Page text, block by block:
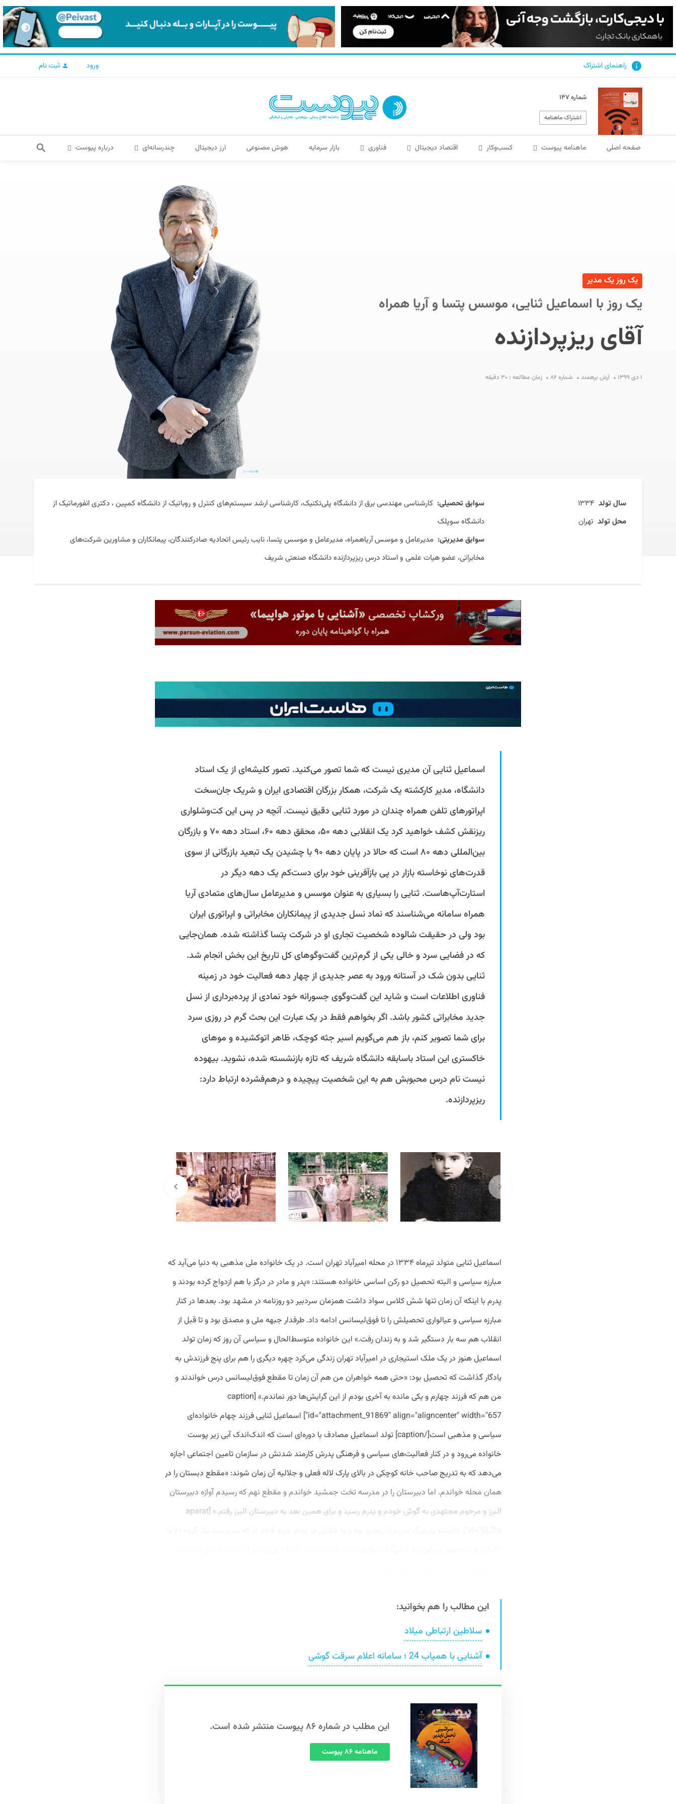
راهنمای اشتراک ورود ثبت نام
شماره ۱۴۷
اشتراک ماهنامه
صفحه اصلی ماهنامه پیوست کسب‌و‌کار اقتصاد دیجیتال فناوری بازار سرمایه هوش مصنوعی ارز دیجیتال چندرسانه‌ای درباره پیوست
یک روز یک مدیر
یک روز با اسماعیل ثنایی، موسس پتسا و آریا همراه
آقای ریزپردازنده
۱ دی ۱۳۹۹ آرش برهمند شماره ۸۶ زمان مطالعه : ۳۰ دقیقه
سال تولد ۱۳۳۴
محل تولد تهران
سوابق تحصیلی: کارشناسی مهندسی برق از دانشگاه پلی‌تکنیک، کارشناسی ارشد سیستم‌های کنترل و روباتیک از دانشگاه کمپین ، دکتری انفورماتیک از
دانشگاه سوپلک
سوابق مدیریتی: مدیرعامل و موسس آریاهمراه، مدیرعامل و موسس پتسا، نایب رئیس اتحادیه صادرکنندگان، پیمانکاران و مشاورین شرکت‌های
مخابراتی، عضو هیات علمی و استاد درس ریزپردازنده دانشگاه صنعتی شریف
اسماعیل ثنایی آن مدیری نیست که شما تصور می‌کنید. تصور کلیشه‌ای از یک استاد
دانشگاه، مدیر کارکشته یک شرکت، همکار بزرگان اقتصادی ایران و شریک جان‌سخت
اپراتورهای تلفن همراه چندان در مورد ثنایی دقیق نیست. آنچه در پس این کت‌وشلواری
ریزنقش کشف خواهید کرد یک انقلابی دهه ۵۰، محقق دهه ۶۰، استاد دهه ۷۰ و بازرگان
بین‌المللی دهه ۸۰ است که حالا در پایان دهه ۹۰ با چشیدن یک تبعید بازرگانی از سوی
قدرت‌های نوخاسته بازار در پی بازآفرینی خود برای دست‌کم یک دهه دیگر در
استارت‌آپ‌هاست. ثنایی را بسیاری به عنوان موسس و مدیرعامل سال‌های متمادی آریا
همراه سامانه می‌شناسند که نماد نسل جدیدی از پیمانکاران مخابراتی و اپراتوری ایران
بود ولی در حقیقت شالوده شخصیت تجاری او در شرکت پتسا گذاشته شده. همان‌جایی
که در فضایی سرد و خالی یکی از گرم‌ترین گفت‌وگوهای کل تاریخ این بخش انجام شد.
ثنایی بدون شک در آستانه ورود به عصر جدیدی از چهار دهه فعالیت خود در زمینه
فناوری اطلاعات است و شاید این گفت‌وگوی جسورانه خود نمادی از پرده‌‌برداری از نسل
جدید مخابراتی کشور باشد. اگر بخواهم فقط در یک عبارت این بحث گرم در روزی سرد
برای شما تصویر کنم، باز هم می‌گویم اسیر جثه کوچک، ظاهر اتوکشیده و موهای
خاکستری این استاد باسابقه دانشگاه شریف که تازه بازنشسته شده، نشوید. بیهوده
نیست نام درس محبوبش هم به این شخصیت پیچیده و درهم‌فشرده ارتباط دارد:
ریزپردازنده.
اسماعیل ثنایی متولد تیرماه ۱۳۳۴ در محله امیرآباد تهران است. در یک خانواده ملی مذهبی به دنیا می‌آید که
مبارزه سیاسی و البته تحصیل دو رکن اساسی خانواده هستند: «پدر و مادر در درگز با هم ازدواج کرده بودند و
پدرم با اینکه آن زمان تنها شش کلاس سواد داشت همزمان سردبیر دو روزنامه در مشهد بود. بعدها در کنار
مبارزه سیاسی و عیالواری تحصیلش را تا فوق‌لیسانس ادامه داد. طرفدار جبهه ملی و مصدق بود و تا قبل از
انقلاب هم سه بار دستگیر شد و به زندان رفت.» این خانواده متوسط‌الحال و سیاسی آن روز که زمان تولد
اسماعیل هنوز در یک ملک استیجاری در امیرآباد تهران زندگی می‌کرد چهره دیگری را هم برای پنج فرزندش به
یادگار گذاشت که تحصیل بود: «حتی همه خواهران من هم آن زمان تا مقطع فوق‌لیسانس درس خواندند و
من هم که فرزند چهارم و یکی مانده به آخری بودم از این گرایش‌ها دور نماندم.» [caption
id="attachment_91869" align="aligncenter" width="657"] اسماعیل ثنایی فرزند چهام خانواده‌ای
سیاسی و مذهبی است[/caption] تولد اسماعیل مصادف با دوره‌ای است که اندک‌اندک آبی زیر پوست
خانواده می‌رود و در کنار فعالیت‌های سیاسی و فرهنگی پدرش کارمند شدنش در سازمان تامین اجتماعی اجازه
می‌دهد که به تدریج صاحب خانه کوچکی در بالای پارک لاله فعلی و جلالیه آن زمان شوند: «مقطع دبستان را در
همان محله خواندم. اما دبیرستان را در مدرسه تخت جمشید خواندم و مقطع نهم که رسیدم آوازه دبیرستان
البرز و مرحوم مجتهدی به گوش خودم و پدرم رسید و برای همین بعد به دبیرستان البرز رفتم.» [aparat
این مطالب را هم بخوانید:
سلاطین ارتباطی میلاد
آشنایی با همیاب 24 ؛ سامانه اعلام سرقت گوشی
این مطلب در شماره ۸۶ پیوست منتشر شده است.
ماهنامه ۸۶ پیوست